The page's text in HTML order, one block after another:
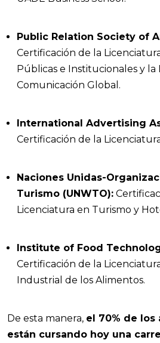
Public Relation Society of
Certificación de la
Públicas e Institucionales y la
Comunicación Global.
International Advertising
Certificación de la
Naciones Unidas-
Turismo (UNWTO):
Licenciatura en Turismo y
Institute of Food
Certificación de la
Industrial de los Alimentos.
De esta manera, el 70% de los
están cursando hoy una